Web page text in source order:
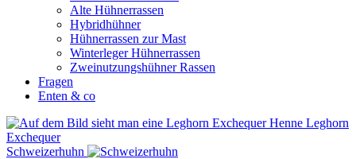
Alte Hühnerrassen
Hybridhühner
Hühnerrassen zur Mast
Winterleger Hühnerrassen
Zweinutzungshühner Rassen
Fragen
Enten & co
Leghorn
Exchequer
Schweizerhuhn